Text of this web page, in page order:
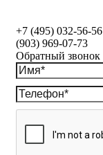
+7 (495) 032-56-56
(903) 969-07-73
Обратный звонок